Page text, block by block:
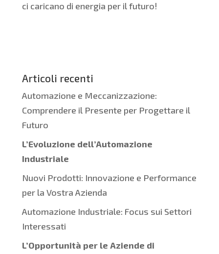
ci caricano di energia per il futuro!
Articoli recenti
Automazione e Meccanizzazione:
Comprendere il Presente per Progettare il
Futuro
L’Evoluzione dell’Automazione
Industriale
Nuovi Prodotti: Innovazione e Performance
per la Vostra Azienda
Automazione Industriale: Focus sui Settori
Interessati
L’Opportunità per le Aziende di